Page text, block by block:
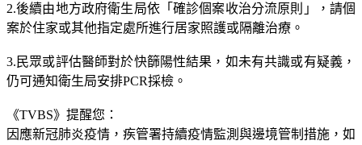
2.後續由地方政府衛生局依「確診個案收治分流原則」，請個
案於住家或其他指定處所進行居家照護或隔離治療。
3.民眾或評估醫師對於快篩陽性結果，如未有共識或有疑義，
仍可通知衛生局安排PCR採檢。
《TVBS》提醒您：
因應新冠肺炎疫情，疾管署持續疫情監測與邊境管制措施， 如